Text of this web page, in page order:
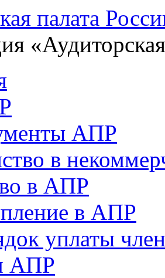
палата
АПР
в
в АПР
в АПР
уплаты
АПР